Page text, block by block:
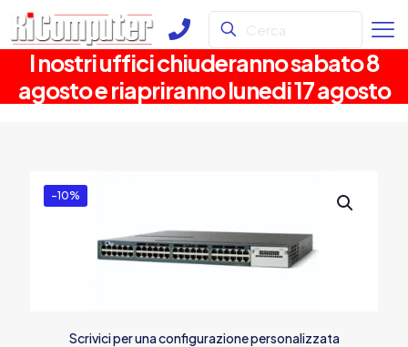
I nostri uffici chiuderanno sabato 8
agosto e riapriranno lunedi 17 agosto
-10%
Scrivici per una configurazione personalizzata